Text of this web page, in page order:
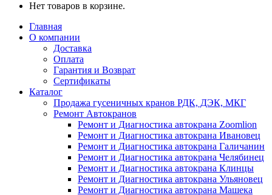
Нет товаров в корзине.
Главная
О компании
Доставка
Оплата
Гарантия и Возврат
Сертификаты
Каталог
Продажа гусеничных кранов РДК, ДЭК, МКГ
Ремонт Автокранов
Ремонт и Диагностика автокрана Zoomlion
Ремонт и Диагностика автокрана Ивановец
Ремонт и Диагностика автокрана Галичанин
Ремонт и Диагностика автокрана Челябинец
Ремонт и Диагностика автокрана Клинцы
Ремонт и Диагностика автокрана Ульяновец
Ремонт и Диагностика автокрана Машека